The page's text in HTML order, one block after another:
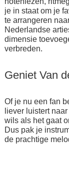
je in staat om je
te arrangeren
Nederlandse
dimensie
verbreden.
Geniet Van
Of je nu een fan
liever luistert
wils als het gaat
Dus pak je
de prachtige